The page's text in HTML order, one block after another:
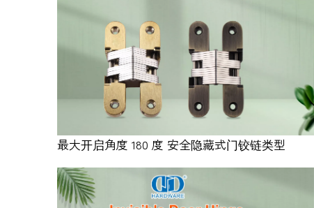
最大开启角度 180 度 安全隐藏式门铰链类型